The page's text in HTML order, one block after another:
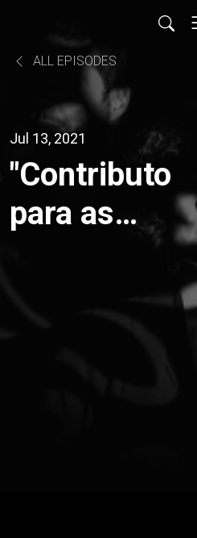
ALL EPISODES
Jul 13, 2021
"Contributo
para as
estatísticas",
de Wislawa